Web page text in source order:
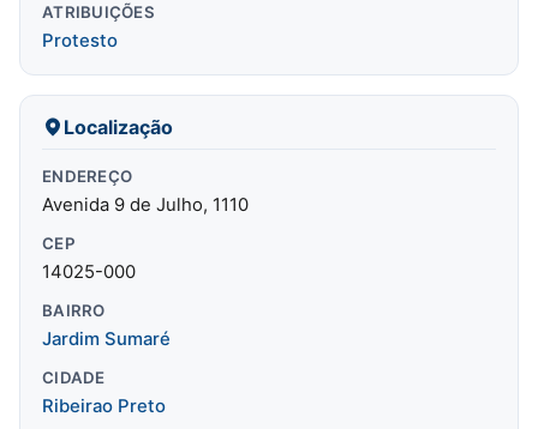
ATRIBUIÇÕES
Protesto
Localização
ENDEREÇO
Avenida 9 de Julho, 1110
CEP
14025-000
BAIRRO
Jardim Sumaré
CIDADE
Ribeirao Preto